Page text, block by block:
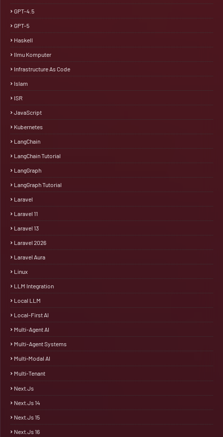
GPT-4.5
GPT-5
Haskell
Ilmu Komputer
Infrastructure As Code
Islam
ISR
JavaScript
Kubernetes
LangChain
LangChain Tutorial
LangGraph
LangGraph Tutorial
Laravel
Laravel 11
Laravel 13
Laravel 2026
Laravel Aura
Linux
LLM Integration
Local LLM
Local-First AI
Multi-Agent AI
Multi-Agent Systems
Multi‑Modal AI
Multi‑Tenant
Next.js
Next.js 14
Next.js 15
Next.js 16